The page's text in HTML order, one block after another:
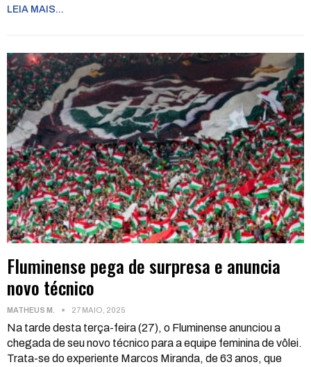
LEIA MAIS...
Fluminense pega de surpresa e anuncia
novo técnico
MATHEUS M. 27 MAIO, 2025
Na tarde desta terça-feira (27), o Fluminense anunciou a
chegada de seu novo técnico para a equipe feminina de vôlei.
Trata-se do experiente Marcos Miranda, de 63 anos, que